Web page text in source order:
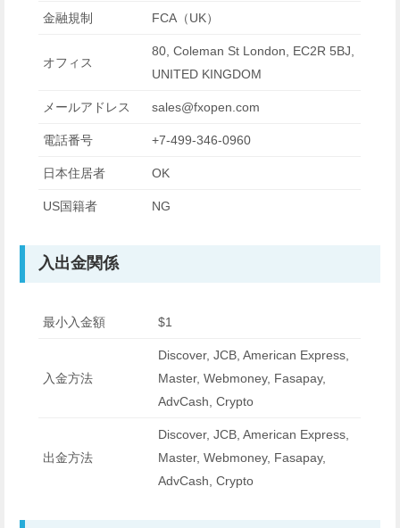
金融規制 FCA（UK）
オフィス
80, Coleman St London, EC2R 5BJ,
UNITED KINGDOM
メールアドレス sales@fxopen.com
電話番号 +7-499-346-0960
日本住居者 OK
US国籍者 NG
入出金関係
最小入金額 $1
入金方法
Discover, JCB, American Express,
Master, Webmoney, Fasapay,
AdvCash, Crypto
出金方法
Discover, JCB, American Express,
Master, Webmoney, Fasapay,
AdvCash, Crypto